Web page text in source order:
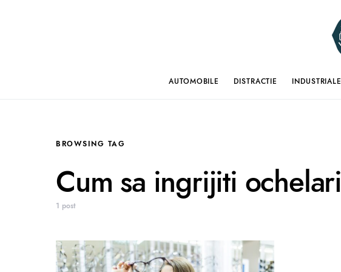
AUTOMOBILE DISTRACTIE INDUSTRIALE
BROWSING TAG
Cum sa ingrijiti
1 post